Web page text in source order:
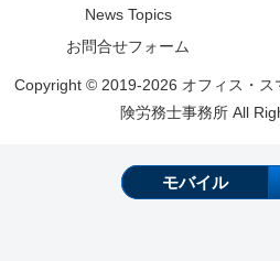
News Topics
お問合せフォーム
Copyright © 2019-2026 オフィス・ス
険労務士事務所 All
モバイル